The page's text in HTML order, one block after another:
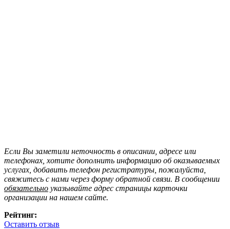
Если Вы заметили неточность в описании, адресе или
телефонах, хотите дополнить информацию об оказываемых
услугах, добавить телефон регистратуры, пожалуйста,
свяжитесь с нами через форму обратной связи. В сообщении
обязательно указывайте адрес страницы карточки
организации на нашем сайте.
Рейтинг:
Оставить отзыв